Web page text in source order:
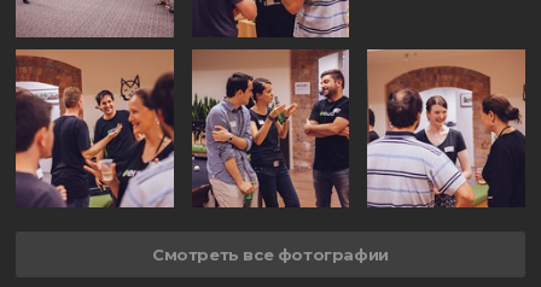
Смотреть все фотографии